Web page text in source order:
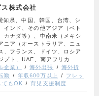
株式会社
知県、中国、韓国、台湾、シ
インド、その他アジア（ベト
カナダ等）、中南米（メキシ
ニア（オーストラリア、ニュ
、フランス、ドイツ、ロシア
プト、UAE、南アフリカ
企業） 海外出張
海外折
勤 年収600万以上
フレッ
てもOK 育児支援制度